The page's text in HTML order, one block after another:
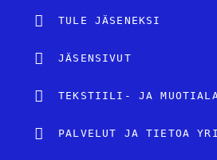
TULE JÄSENEKSI
JÄSENSIVUT
TEKSTIILI- JA MUOTIALA
PALVELUT JA TIETOA